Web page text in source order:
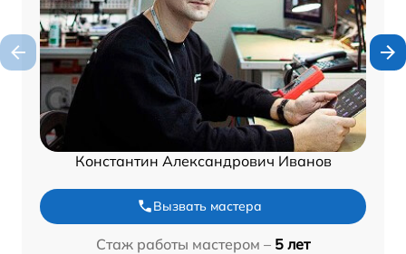
Константин Александрович Иванов
Вызвать мастера
Стаж работы мастером – 5 лет